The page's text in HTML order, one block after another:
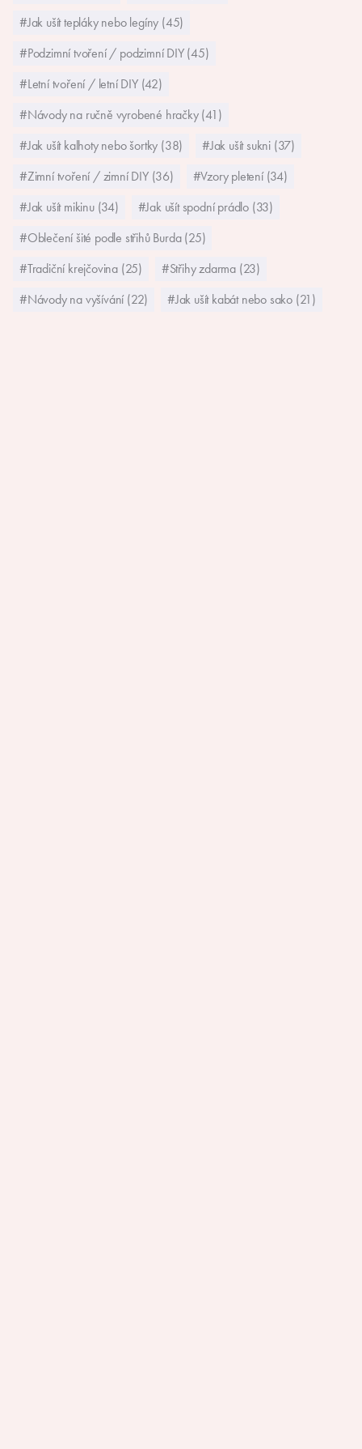
#Jak ušít tepláky nebo legíny (45)
#Podzimní tvoření / podzimní DIY (45)
#Letní tvoření / letní DIY (42)
#Návody na ručně vyrobené hračky (41)
#Jak ušít kalhoty nebo šortky (38)
#Jak ušít sukni (37)
#Zimní tvoření / zimní DIY (36)
#Vzory pletení (34)
#Jak ušít mikinu (34)
#Jak ušít spodní prádlo (33)
#Oblečení šité podle střihů Burda (25)
#Tradiční krejčovina (25)
#Střihy zdarma (23)
#Návody na vyšívání (22)
#Jak ušít kabát nebo sako (21)